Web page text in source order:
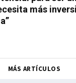
más
MÁS ARTÍCULOS